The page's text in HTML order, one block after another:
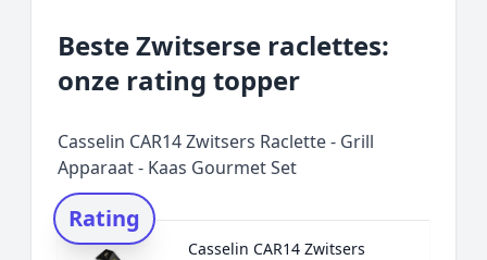
Beste Zwitserse raclettes:
onze rating topper
Casselin CAR14 Zwitsers Raclette - Grill
Apparaat - Kaas Gourmet Set
Rating
Casselin CAR14 Zwitsers